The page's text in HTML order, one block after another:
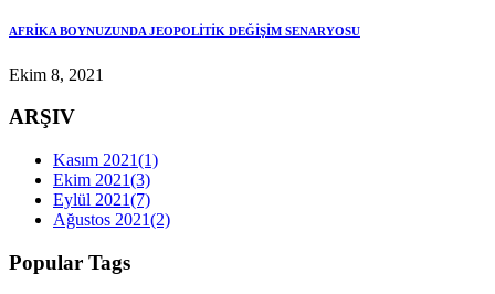
AFRİKA BOYNUZUNDA JEOPOLİTİK DEĞİŞİM SENARYOSU
Ekim 8, 2021
ARŞIV
Kasım 2021(1)
Ekim 2021(3)
Eylül 2021(7)
Ağustos 2021(2)
Popular Tags